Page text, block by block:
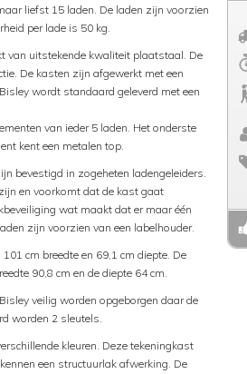
liefst 15 laden. De laden zijn voorzien
per lade is 50 kg.
van uitstekende kwaliteit plaatstaal. De
De kasten zijn afgewerkt met een
wordt standaard geleverd met een
van ieder 5 laden. Het onderste
kent een metalen top.
bevestigd in zogeheten ladengeleiders.
en voorkomt dat de kast gaat
wat maakt dat er maar één
zijn voorzien van een labelhouder.
cm breedte en 69,1 cm diepte. De
90,8 cm en de diepte 64 cm.
veilig worden opgeborgen daar de
worden 2 sleutels.
kleuren. Deze tekeningkast
een structuurlak afwerking. De